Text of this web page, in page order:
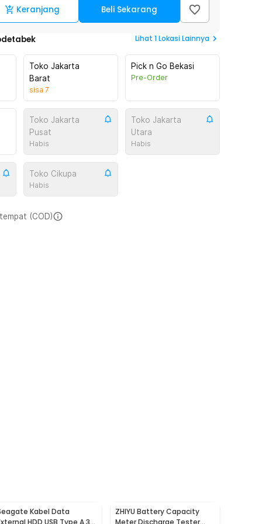
Keranjang Beli Sekarang
Lihat 1Lokasi Lainnya
Toko Jakarta
Barat
sisa 7
Pick n Go Bekasi
Pre-Order
Toko Jakarta
Pusat
Habis
Toko Jakarta
Utara
Habis
Toko Cikupa
Habis
(COD)
Kabel Data
HDD USB Type A 3.0
ZHIYU Battery Capacity
Meter Discharge Tester